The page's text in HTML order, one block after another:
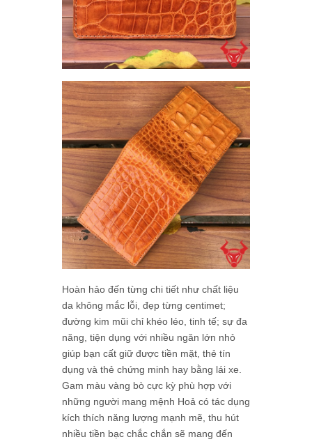
Hoàn hảo đến từng chi tiết như chất liệu
da không mắc lỗi, đẹp từng centimet;
đường kim mũi chỉ khéo léo, tinh tế; sự đa
năng, tiện dụng với nhiều ngăn lớn nhỏ
giúp bạn cất giữ được tiền mặt, thẻ tín
dụng và thẻ chứng minh hay bằng lái xe.
Gam màu vàng bò cực kỳ phù hợp với
những người mang mệnh Hoả có tác dụng
kích thích năng lượng mạnh mẽ, thu hút
nhiều tiền bạc chắc chắn sẽ mang đến